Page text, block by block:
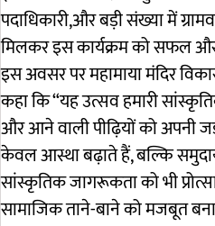
पदाधिकारी,और बड़ी संख्या में
मिलकर इस कार्यक्रम को सफल और
इस अवसर पर महामाया मंदिर
कहा कि “यह उत्सव हमारी
और आने वाली पीढ़ियों को अपनी
केवल आस्था बढ़ाते हैं, बल्कि
सांस्कृतिक जागरूकता को भी
सामाजिक ताने-बाने को मजबूत